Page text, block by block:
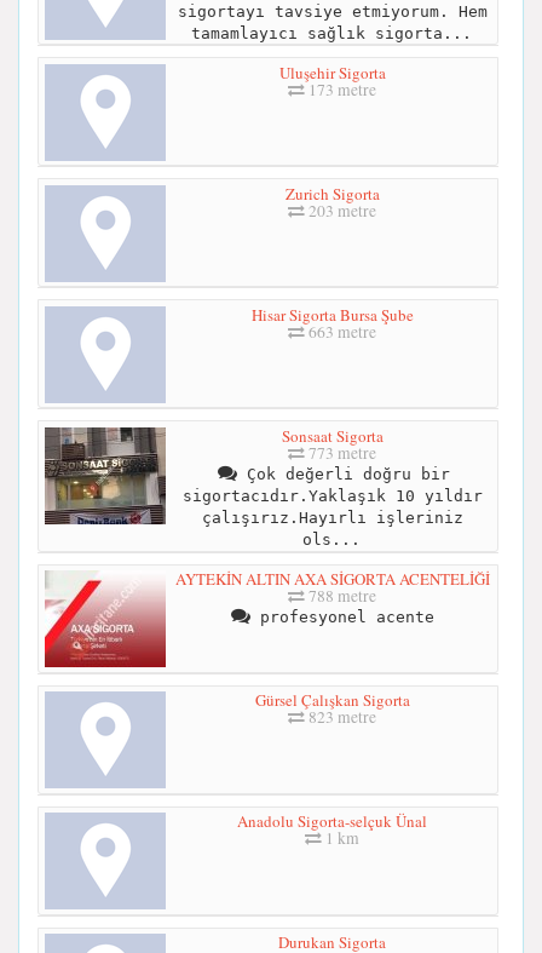
sigortayı tavsiye etmiyorum. Hem
tamamlayıcı sağlık sigorta...
Uluşehir Sigorta
173 metre
Zurich Sigorta
203 metre
Hisar Sigorta Bursa Şube
663 metre
Sonsaat Sigorta
773 metre
Çok değerli doğru bir
sigortacıdır.Yaklaşık 10 yıldır
çalışırız.Hayırlı işleriniz
ols...
AYTEKİN ALTIN AXA SİGORTA ACENTELİĞİ
788 metre
profesyonel acente
Gürsel Çalışkan Sigorta
823 metre
Anadolu Sigorta-selçuk Ünal
1 km
Durukan Sigorta